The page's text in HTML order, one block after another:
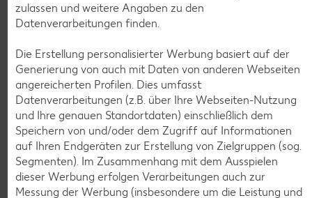
K-TAKE IT VEGGIE
versch. Sorten
je 400-g-Becher
(1 kg = 3.23)
1.29
Diese Artikel findest du an unserer
Frischetheke
zulassen und weitere Angaben zu den
Datenverarbeitungen finden.
Die Erstellung personalisierter Werbung basiert auf der
Generierung von auch mit Daten von anderen Webseiten
angereicherten Profilen. Dies umfasst
Datenverarbeitungen (z.B. über Ihre Webseiten-Nutzung
und Ihre genauen Standortdaten) einschließlich dem
Speichern von und/oder dem Zugriff auf Informationen
auf Ihren Endgeräten zur Erstellung von Zielgruppen (sog.
Segmenten). Im Zusammenhang mit dem Ausspielen
dieser Werbung erfolgen Verarbeitungen auch zur
Messung der Werbung (insbesondere um die Leistung und